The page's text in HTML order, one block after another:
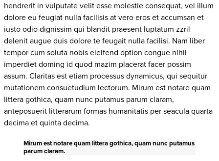
hendrerit in vulputate velit esse molestie consequat, vel illum
dolore eu feugiat nulla facilisis at vero eros et accumsan et
iusto odio dignissim qui blandit praesent luptatum zzril
delenit augue duis dolore te feugait nulla facilisi. Nam liber
tempor cum soluta nobis eleifend option congue nihil
imperdiet doming id quod mazim placerat facer possim
assum. Claritas est etiam processus dynamicus, qui sequitur
mutationem consuetudium lectorum. Mirum est notare quam
littera gothica, quam nunc putamus parum claram,
anteposuerit litterarum formas humanitatis per seacula quarta
decima et quinta decima.
Mirum est notare quam littera gothica, quam nunc putamus
parum claram.